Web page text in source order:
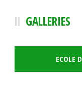
GALLERIES
ECOLE